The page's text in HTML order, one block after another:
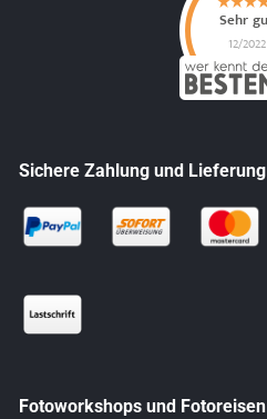
Sichere Zahlung und Lieferung
Fotoworkshops und Fotoreisen